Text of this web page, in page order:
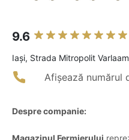
9.6
Iaşi, Strada Mitropolit
Afișează numărul
Despre companie:
Magazinul Fermierului